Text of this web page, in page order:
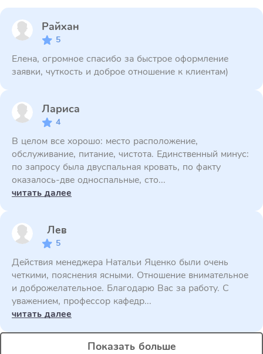
Райхан
5
Елена, огромное спасибо за быстрое оформление
заявки, чуткость и доброе отношение к клиентам)
Лариса
4
В целом все хорошо: место расположение,
обслуживание, питание, чистота. Единственный минус:
по запросу была двуспальная кровать, по факту
оказалось-две односпальные, сто...
читать далее
Лев
5
Действия менеджера Натальи Яценко были очень
четкими, пояснения ясными. Отношение внимательное
и доброжелательное. Благодарю Вас за работу. С
уважением, профессор кафедр...
читать далее
Показать больше